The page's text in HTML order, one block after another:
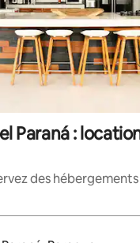
Paraná :
des